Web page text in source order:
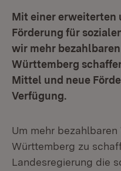
Mit einer erweiterten
Förderung für
wir mehr
Württemberg
Mittel und neue
Verfügung.
Um mehr
Württemberg zu
Landesregierung die